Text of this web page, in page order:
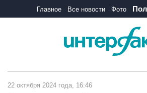
Главное Все новости Фото
22 октября 2024 года, 16:46